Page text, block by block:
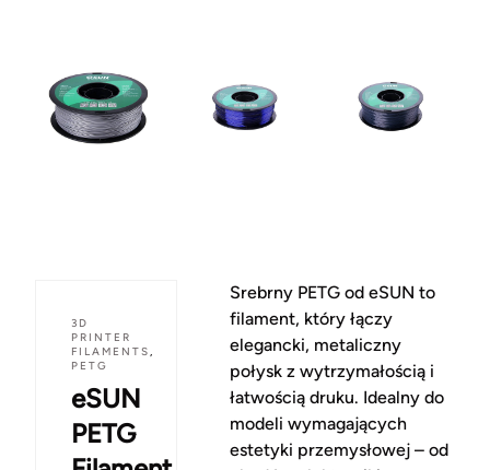
3D
PRINTER
FILAMENTS,
PETG
eSUN
PETG
Srebrny PETG od eSUN to
filament, który łączy
elegancki, metaliczny
połysk z wytrzymałością i
łatwością druku. Idealny do
modeli wymagających
estetyki przemysłowej – od